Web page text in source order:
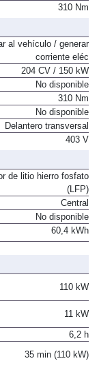
310 Nm
al vehículo / generar
corriente eléc
204 CV / 150 kW
No disponible
310 Nm
No disponible
Delantero transversal
403 V
de litio hierro fosfato
(LFP)
Central
No disponible
60,4 kWh
110 kW
11 kW
6,2 h
35 min (110 kW)